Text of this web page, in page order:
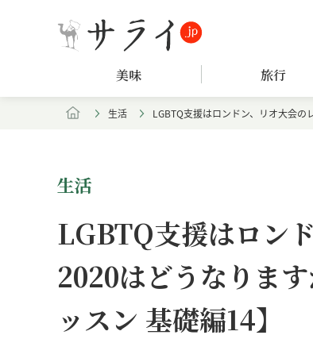
美味 旅行
生活 LGBTQ支援はロンドン、リオ大会の
生活
LGBTQ支援はロン
2020はどうなりま
ッスン 基礎編14】